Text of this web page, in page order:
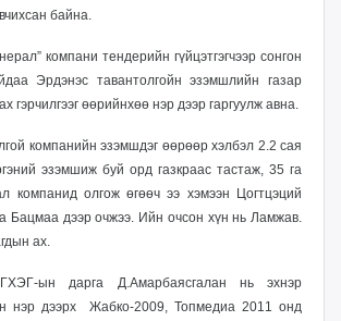
байна.
компани тендерийн гүйцэтгэгчээр сонгон
Эрдэнэс тавантолгойн эзэмшлийн газар
гэрчилгээг өөрийнхөө нэр дээр гаргуулж авна.
компанийн эзэмшдэг өөрөөр хэлбэл 2.2 сая
эзэмшиж буй орд газкраас тастаж, 35 га
компанид олгож өгөөч ээ хэмээн Цогтцэций
Бацмаа дээр очжээ. Ийн очсон хүн нь Ламжав.
ах.
ын дарга Д.Амарбаясгалан нь эхнэр
нэр дээрх Жабко-2009, Топмедиа 2011 онд